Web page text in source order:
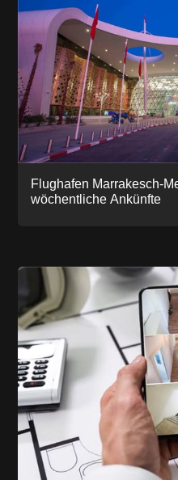
Flughafen Marrakesch-
wöchentliche Ankünfte